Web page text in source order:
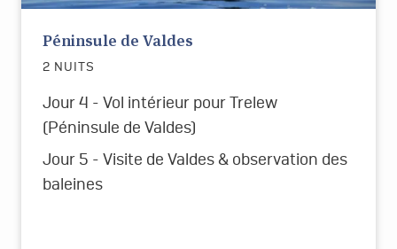
Péninsule de Valdes
2 NUITS
Jour 4 - Vol intérieur pour Trelew
(Péninsule de Valdes)
Jour 5 - Visite de Valdes & observation des
baleines